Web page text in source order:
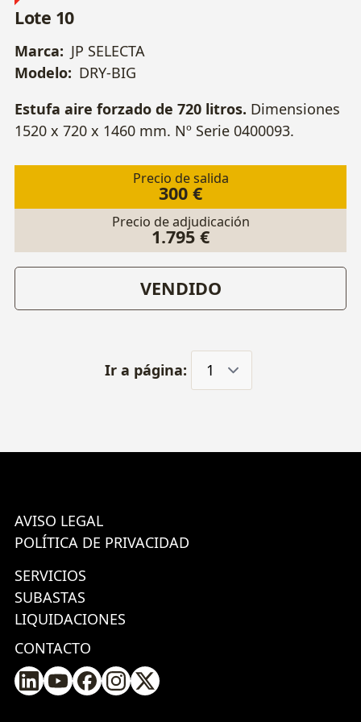
Lote 10
Marca: JP SELECTA
Modelo: DRY-BIG
Estufa aire forzado de 720 litros. Dimensiones
1520 x 720 x 1460 mm. Nº Serie 0400093.
Precio de salida
300 €
Precio de adjudicación
1.795 €
VENDIDO
Ir a página:
AVISO LEGAL
POLÍTICA DE PRIVACIDAD
SERVICIOS
SUBASTAS
LIQUIDACIONES
CONTACTO